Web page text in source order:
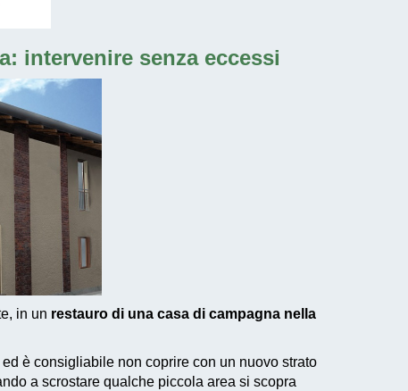
intervenire senza eccessi
in un restauro di una casa di campagna nella
è consigliabile non coprire con un nuovo strato
a scrostare qualche piccola area si scopra